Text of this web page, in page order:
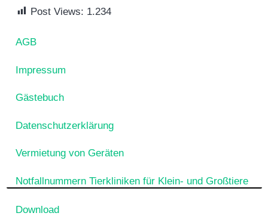
Post Views: 1.234
AGB
Impressum
Gästebuch
Datenschutzerklärung
Vermietung von Geräten
Notfallnummern Tierkliniken für Klein- und Großtiere
Download